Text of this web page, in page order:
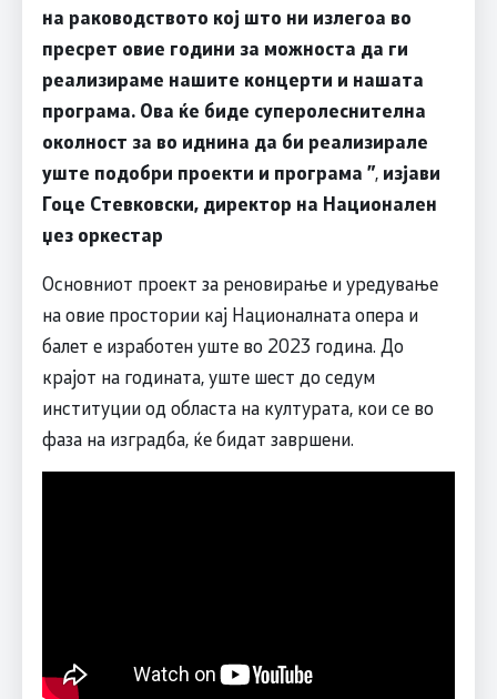
на раководството кој што ни излегоа во
пресрет овие години за можноста да ги
реализираме нашите концерти и нашата
програма. Ова ќе биде суперолеснителна
околност за во иднина да би реализирале
уште подобри проекти и програма ”, изјави
Гоце Стевковски, директор на Национален
џез оркестар
Основниот проект за реновирање и уредување
на овие простории кај Националната опера и
балет е изработен уште во 2023 година. До
крајот на годината, уште шест до седум
институции од областа на културата, кои се во
фаза на изградба, ќе бидат завршени.